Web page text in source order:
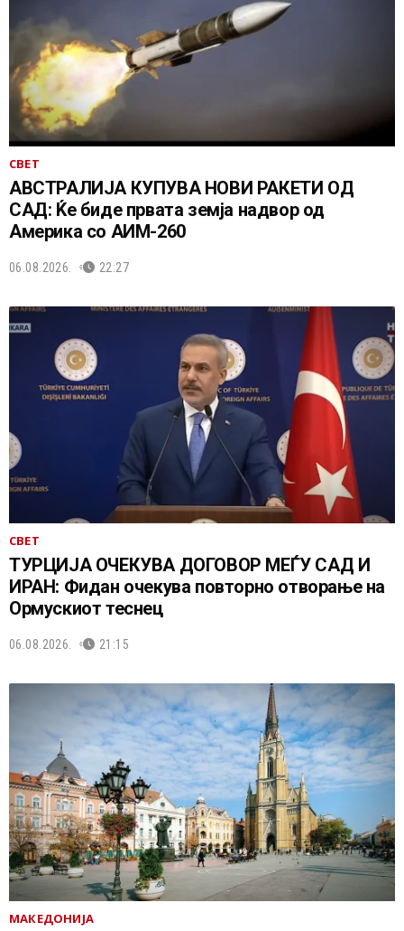
СВЕТ
АВСТРАЛИЈА КУПУВА НОВИ РАКЕТИ ОД
САД: Ќе биде првата земја надвор од
Америка со АИМ-260
06.08.2026. 22:27
СВЕТ
ТУРЦИЈА ОЧЕКУВА ДОГОВОР МЕЃУ САД И
ИРАН: Фидан очекува повторно отворање на
Ормускиот теснец
06.08.2026. 21:15
МАКЕДОНИЈА